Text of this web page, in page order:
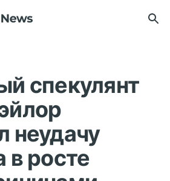
спекулянт
неудачу
в росте